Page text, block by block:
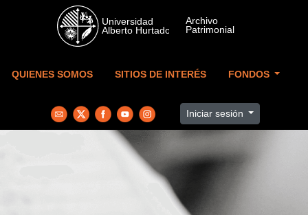
Skip to main content
QUIENES SOMOS SITIOS DE INTERÉS FONDOS
Iniciar sesión